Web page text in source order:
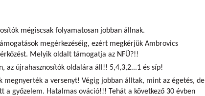
mégiscsak folyamatosan jobban állnak.
megérkezéséig, ezért megkérjük Ambrovics
Melyik oldalt támogatja az NFÜ?!!
az újrahasznosítók oldalára áll!! 5,4,3,2...1 és síp!
megnyerték a versenyt! Végig jobban álltak, mint az égetés, de
a győzelem. Hatalmas ováció!!! Tehát a következő 30 évben